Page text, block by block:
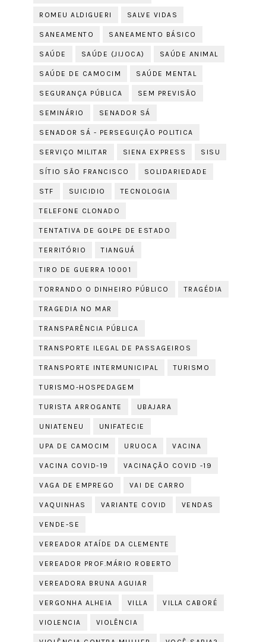
ROMEU ALDIGUERI SALVE VIDAS
SANEAMENTO SANEAMENTO BÁSICO
SAÚDE SAÚDE (JIJOCA) SAÚDE ANIMAL
SAÚDE DE CAMOCIM SAÚDE MENTAL
SEGURANÇA PÚBLICA SEM PREVISÃO
SEMINÁRIO SENADOR SÁ
SENADOR SÁ - PERSEGUIÇÃO POLITICA
SERVIÇO MILITAR SIENA EXPRESS SISU
SÍTIO SÃO FRANCISCO SOLIDARIEDADE
STF SUICIDIO TECNOLOGIA
TELEFONE CLONADO
TENTATIVA DE GOLPE DE ESTADO
TERRITÓRIO TIANGUÁ
TIRO DE GUERRA 10001
TORRANDO O DINHEIRO PÚBLICO TRAGÉDIA
TRAGEDIA NO MAR
TRANSPARÊNCIA PÚBLICA
TRANSPORTE ILEGAL DE PASSAGEIROS
TRANSPORTE INTERMUNICIPAL TURISMO
TURISMO-HOSPEDAGEM
TURISTA ARROGANTE UBAJARA
UNIATENEU UNIFATECIE
UPA DE CAMOCIM URUOCA VACINA
VACINA COVID-19 VACINAÇÃO COVID -19
VAGA DE EMPREGO VAI DE CARRO
VAQUINHAS VARIANTE COVID VENDAS
VENDE-SE
VEREADOR ATAÍDE DA CLEMENTE
VEREADOR PROF.MÁRIO ROBERTO
VEREADORA BRUNA AGUIAR
VERGONHA ALHEIA VILLA VILLA CABORÉ
VIOLENCIA VIOLÊNCIA